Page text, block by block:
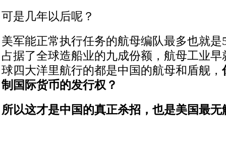
可是几年以后呢？
美军能正常执行任务的航母编队最多也就
占据了全球造船业的九成份额，航母工业
球四大洋里航行的都是中国的航母和盾舰，
制国际货币的发行权？
所以这才是中国的真正杀招，也是美国最无